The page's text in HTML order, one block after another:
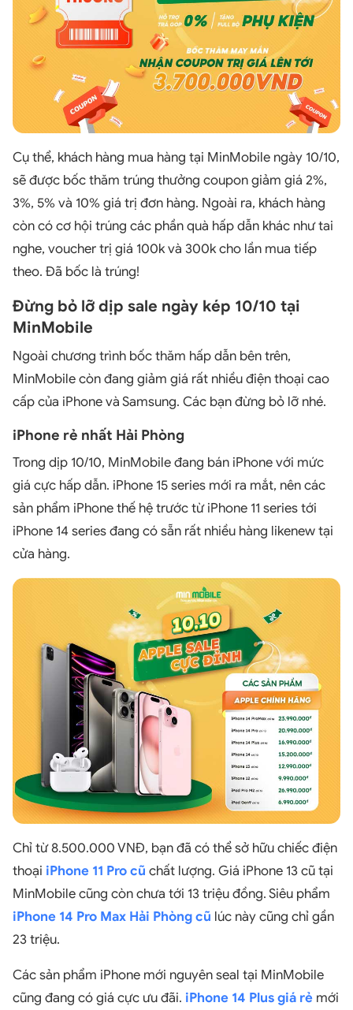
Cụ thể, khách hàng mua hàng tại MinMobile ngày 10/10,
sẽ được bốc thăm trúng thưởng coupon giảm giá 2%,
3%, 5% và 10% giá trị đơn hàng. Ngoài ra, khách hàng
còn có cơ hội trúng các phần quà hấp dẫn khác như tai
nghe, voucher trị giá 100k và 300k cho lần mua tiếp
theo. Đã bốc là trúng!
Đừng bỏ lỡ dịp sale ngày kép 10/10 tại
MinMobile
Ngoài chương trình bốc thăm hấp dẫn bên trên,
MinMobile còn đang giảm giá rất nhiều điện thoại cao
cấp của iPhone và Samsung. Các bạn đừng bỏ lỡ nhé.
iPhone rẻ nhất Hải Phòng
Trong dịp 10/10, MinMobile đang bán iPhone với mức
giá cực hấp dẫn. iPhone 15 series mới ra mắt, nên các
sản phẩm iPhone thế hệ trước từ iPhone 11 series tới
iPhone 14 series đang có sẵn rất nhiều hàng likenew tại
cửa hàng.
Chỉ từ 8.500.000 VNĐ, bạn đã có thể sở hữu chiếc điện
thoại iPhone 11 Pro cũ chất lượng. Giá iPhone 13 cũ tại
MinMobile cũng còn chưa tới 13 triệu đồng. Siêu phẩm
iPhone 14 Pro Max Hải Phòng cũ lúc này cũng chỉ gần
23 triệu.
Các sản phẩm iPhone mới nguyên seal tại MinMobile
cũng đang có giá cực ưu đãi. iPhone 14 Plus giá rẻ mới